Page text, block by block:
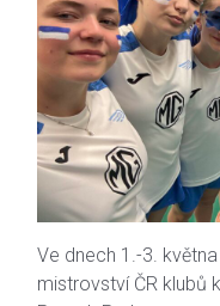
Ve dnech 1.-3.
mistrovství ČR klubů